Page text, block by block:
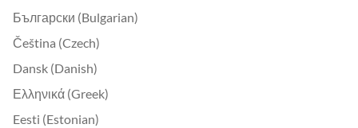
Български (Bulgarian)
Čeština (Czech)
Dansk (Danish)
Ελληνικά (Greek)
Eesti (Estonian)